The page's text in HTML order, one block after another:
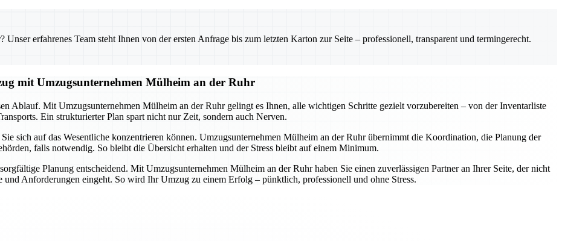
Unser erfahrenes Team steht Ihnen von der ersten Anfrage bis zum letzten Karton zur Seite – professionell, transparent und termingerecht.
mit Umzugsunternehmen Mülheim an der Ruhr
Ablauf. Mit Umzugsunternehmen Mülheim an der Ruhr gelingt es Ihnen, alle wichtigen Schritte gezielt vorzubereiten – von der Inventarliste
Ein strukturierter Plan spart nicht nur Zeit, sondern auch Nerven.
sich auf das Wesentliche konzentrieren können. Umzugsunternehmen Mülheim an der Ruhr übernimmt die Koordination, die Planung der
falls notwendig. So bleibt die Übersicht erhalten und der Stress bleibt auf einem Minimum.
Planung entscheidend. Mit Umzugsunternehmen Mülheim an der Ruhr haben Sie einen zuverlässigen Partner an Ihrer Seite, der nicht
Anforderungen eingeht. So wird Ihr Umzug zu einem Erfolg – pünktlich, professionell und ohne Stress.